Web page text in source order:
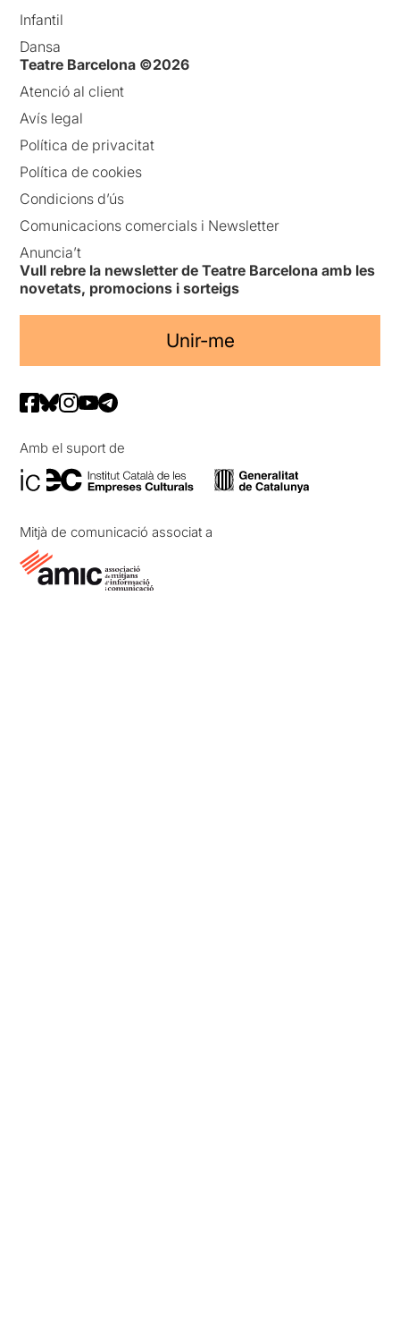
Infantil
Dansa
Teatre Barcelona ©2026
Atenció al client
Avís legal
Política de privacitat
Política de cookies
Condicions d’ús
Comunicacions comercials i Newsletter
Anuncia’t
Vull rebre la newsletter de Teatre Barcelona amb les
novetats, promocions i sorteigs
Unir-me
Amb el suport de
Mitjà de comunicació associat a